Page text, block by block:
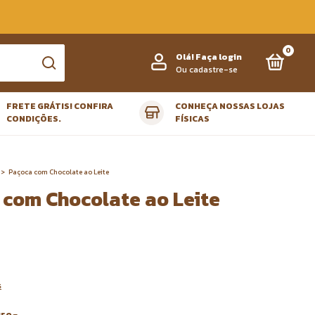
Olá!Faça login
Ou cadastre-se
0
FRETE GRÁTIS! CONFIRA
CONDIÇÕES.
CONHEÇA NOSSAS LOJAS
FÍSICAS
> Paçoca com Chocolate ao Leite
Chocolate ao Leite